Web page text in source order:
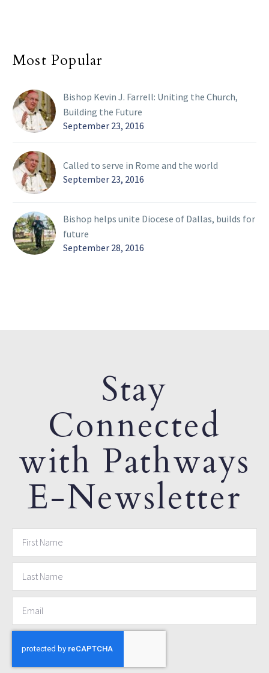
Most Popular
Bishop Kevin J. Farrell: Uniting the Church,
Building the Future
September 23, 2016
Called to serve in Rome and the world
September 23, 2016
Bishop helps unite Diocese of Dallas, builds for
future
September 28, 2016
Stay
Connected
with Pathways
E-Newsletter